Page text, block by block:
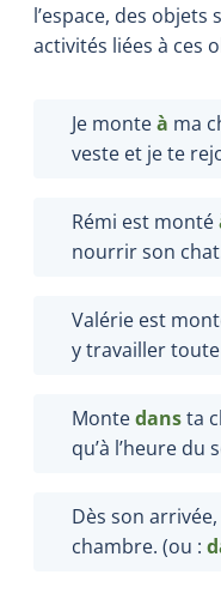
l’espace, des objets
activités liées à ces
Je monteà ma
veste et je te
Rémi est monté
nourrir son
Valérie est
y travailler
Montedansta
qu’à l’heure du
Dès son
chambre. (ou :